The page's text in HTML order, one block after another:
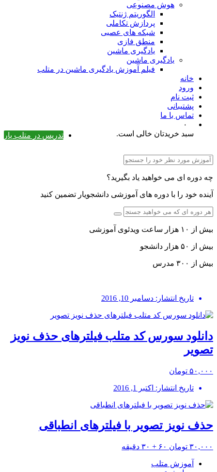
هوش مصنوعی
الگوریتم ژنتیک
پردازش تکاملی
شبکه های عصبی
منطق فازی
یادگیری ماشین
یادگیری ماشین
فیلم آموزش یادگیری ماشین در متلب
خانه
ورود
ثبت نام
پشتیبانی
تماس با ما
۰
تدریس در متلب یار
سبد خریدتان خالی است.
چه دوره ای می خواهید یاد بگیرید؟
آینده خود را با دوره های آموزشی دانشجویار تضمین کنید
بیش از ۱۰ هزار ساعت ویدئوی آموزشی
بیش از ۵۰ هزار دانشجو
بیش از ۳۰۰ مدرس
تاریخ انتشار: دسامبر 10, 2016
دانلود سورس کد متلب فیلترهای حذف نویز
تصویر
۵۰,۰۰۰ تومان
تاریخ انتشار: اکتبر 1, 2016
حذف نویز تصویر با فیلترهای انطباقی
۳۰,۰۰۰ تومان ۶۰ + ۳۰ دقیقه
آموزش متلب